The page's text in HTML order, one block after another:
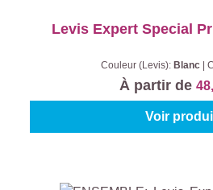
Levis Expert Special
Couleur (Levis): Blanc
À partir de
Voir